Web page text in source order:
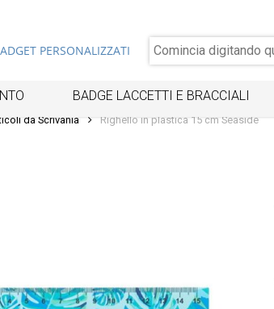
PERSONALIZZATI
BADGE LACCETTI E BRACCIALI
da Scrivania Righello in plastica 15 cm Seaside